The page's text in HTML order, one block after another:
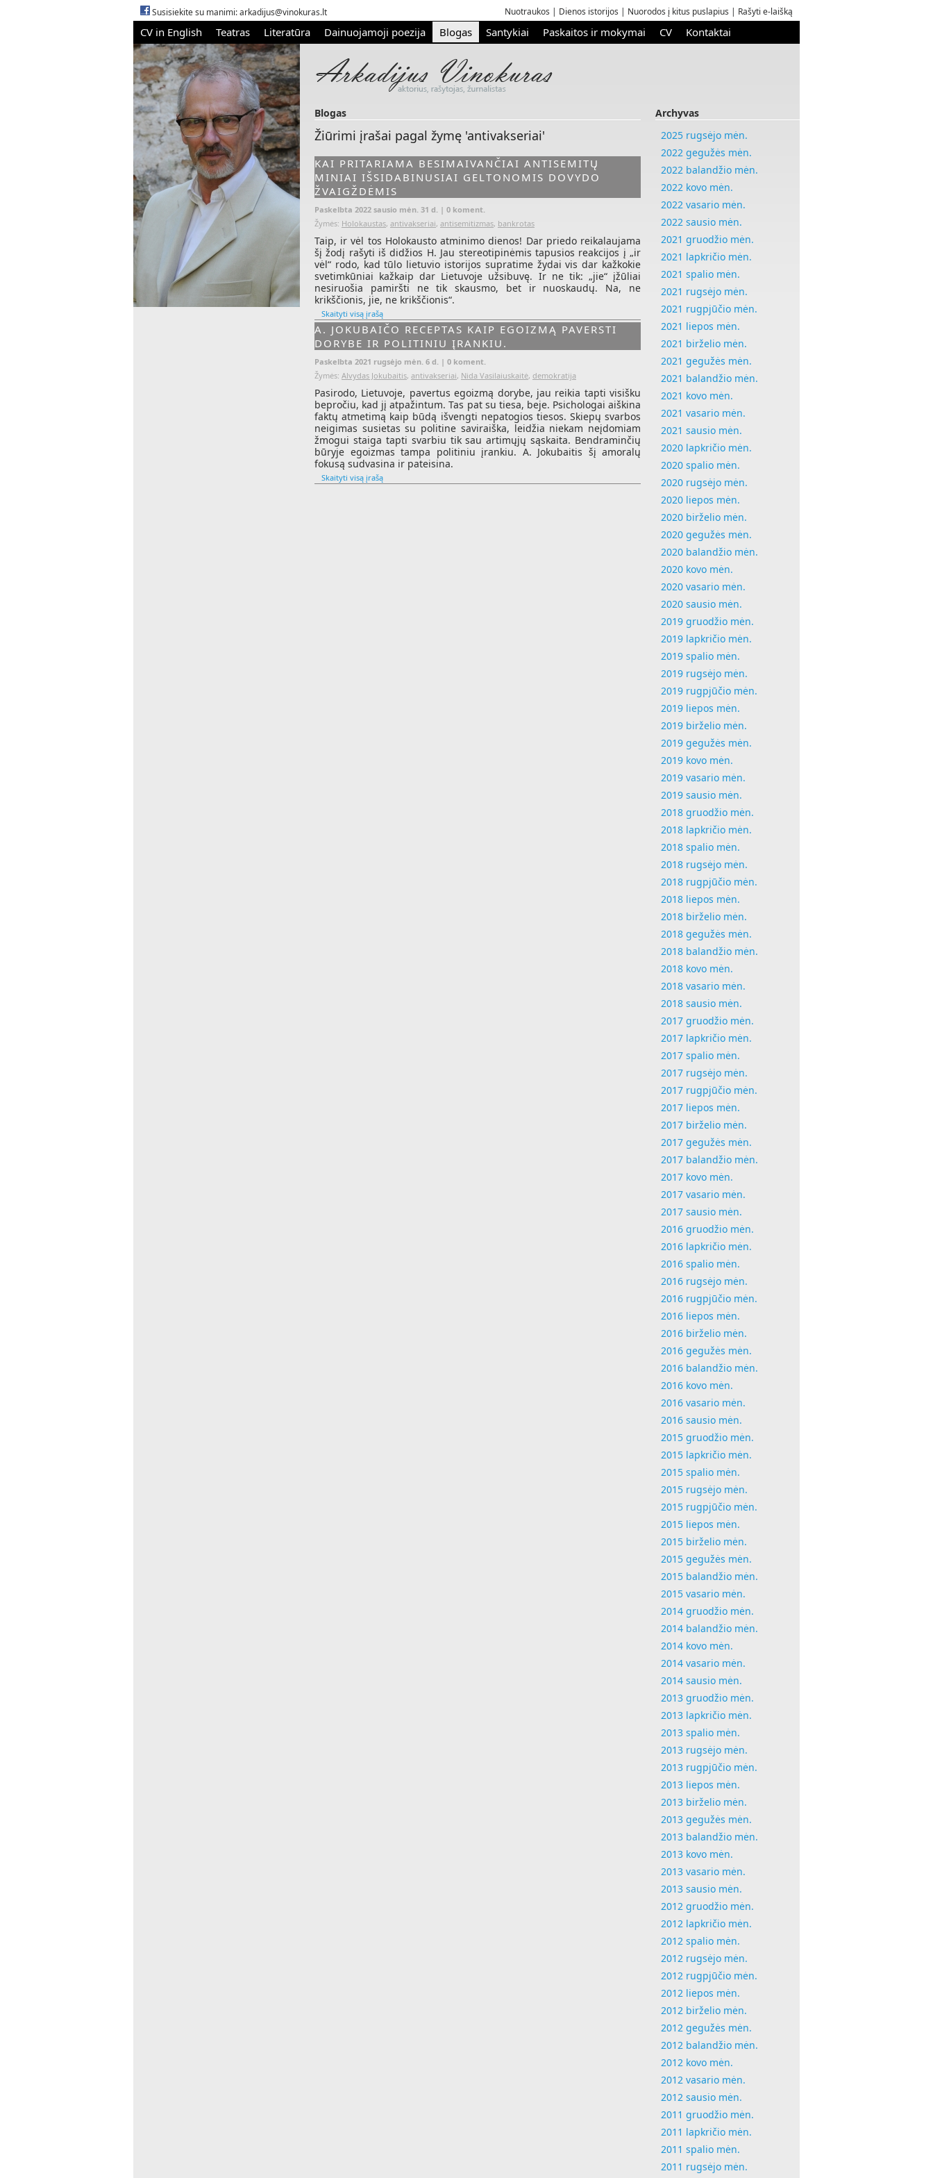
Susisiekite su manimi:arkadijus@vinokuras.lt Nuotraukos | Dienos istorijos | Nuorodos į kitus puslapius | Rašyti e-laišką
CV in English Teatras Literatūra Dainuojamoji poezija Blogas Santykiai Paskaitos ir mokymai CV Kontaktai
Blogas
Žiūrimi įrašai pagal žymę 'antivakseriai'
KAI PRITARIAMA BESIMAIVANČIAI ANTISEMITŲ
MINIAI IŠSIDABINUSIAI GELTONOMIS DOVYDO
ŽVAIGŽDĖMIS
Paskelbta 2022 sausio mėn. 31 d. | 0 koment.
Žymės: Holokaustas, antivakseriai, antisemitizmas, bankrotas
Taip, ir vėl tos Holokausto atminimo dienos! Dar priedo reikalaujama
šį žodį rašyti iš didžios H. Jau stereotipinėmis tapusios reakcijos į „ir
vėl“ rodo, kad tūlo lietuvio istorijos supratime žydai vis dar kažkokie
svetimkūniai kažkaip dar Lietuvoje užsibuvę. Ir ne tik: „jie“ įžūliai
nesiruošia pamiršti ne tik skausmo, bet ir nuoskaudų. Na, ne
krikščionis, jie, ne krikščionis“.
Skaityti visą įrašą
A. JOKUBAIČO RECEPTAS KAIP EGOIZMĄ PAVERSTI
DORYBE IR POLITINIU ĮRANKIU.
Paskelbta 2021 rugsėjo mėn. 6 d. | 0 koment.
Žymės: Alvydas Jokubaitis, antivakseriai, Nida Vasilaiuskaitė, demokratija
Pasirodo, Lietuvoje, pavertus egoizmą dorybe, jau reikia tapti visišku
bepročiu, kad jį atpažintum. Tas pat su tiesa, beje. Psichologai aiškina
faktų atmetimą kaip būdą išvengti nepatogios tiesos. Skiepų svarbos
neigimas susietas su politine saviraiška, leidžia niekam neįdomiam
žmogui staiga tapti svarbiu tik sau artimųjų sąskaita. Bendraminčių
būryje egoizmas tampa politiniu įrankiu. A. Jokubaitis šį amoralų
fokusą sudvasina ir pateisina.
Skaityti visą įrašą
Archyvas
2025 rugsėjo mėn.
2022 gegužės mėn.
2022 balandžio mėn.
2022 kovo mėn.
2022 vasario mėn.
2022 sausio mėn.
2021 gruodžio mėn.
2021 lapkričio mėn.
2021 spalio mėn.
2021 rugsėjo mėn.
2021 rugpjūčio mėn.
2021 liepos mėn.
2021 birželio mėn.
2021 gegužės mėn.
2021 balandžio mėn.
2021 kovo mėn.
2021 vasario mėn.
2021 sausio mėn.
2020 lapkričio mėn.
2020 spalio mėn.
2020 rugsėjo mėn.
2020 liepos mėn.
2020 birželio mėn.
2020 gegužės mėn.
2020 balandžio mėn.
2020 kovo mėn.
2020 vasario mėn.
2020 sausio mėn.
2019 gruodžio mėn.
2019 lapkričio mėn.
2019 spalio mėn.
2019 rugsėjo mėn.
2019 rugpjūčio mėn.
2019 liepos mėn.
2019 birželio mėn.
2019 gegužės mėn.
2019 kovo mėn.
2019 vasario mėn.
2019 sausio mėn.
2018 gruodžio mėn.
2018 lapkričio mėn.
2018 spalio mėn.
2018 rugsėjo mėn.
2018 rugpjūčio mėn.
2018 liepos mėn.
2018 birželio mėn.
2018 gegužės mėn.
2018 balandžio mėn.
2018 kovo mėn.
2018 vasario mėn.
2018 sausio mėn.
2017 gruodžio mėn.
2017 lapkričio mėn.
2017 spalio mėn.
2017 rugsėjo mėn.
2017 rugpjūčio mėn.
2017 liepos mėn.
2017 birželio mėn.
2017 gegužės mėn.
2017 balandžio mėn.
2017 kovo mėn.
2017 vasario mėn.
2017 sausio mėn.
2016 gruodžio mėn.
2016 lapkričio mėn.
2016 spalio mėn.
2016 rugsėjo mėn.
2016 rugpjūčio mėn.
2016 liepos mėn.
2016 birželio mėn.
2016 gegužės mėn.
2016 balandžio mėn.
2016 kovo mėn.
2016 vasario mėn.
2016 sausio mėn.
2015 gruodžio mėn.
2015 lapkričio mėn.
2015 spalio mėn.
2015 rugsėjo mėn.
2015 rugpjūčio mėn.
2015 liepos mėn.
2015 birželio mėn.
2015 gegužės mėn.
2015 balandžio mėn.
2015 vasario mėn.
2014 gruodžio mėn.
2014 balandžio mėn.
2014 kovo mėn.
2014 vasario mėn.
2014 sausio mėn.
2013 gruodžio mėn.
2013 lapkričio mėn.
2013 spalio mėn.
2013 rugsėjo mėn.
2013 rugpjūčio mėn.
2013 liepos mėn.
2013 birželio mėn.
2013 gegužės mėn.
2013 balandžio mėn.
2013 kovo mėn.
2013 vasario mėn.
2013 sausio mėn.
2012 gruodžio mėn.
2012 lapkričio mėn.
2012 spalio mėn.
2012 rugsėjo mėn.
2012 rugpjūčio mėn.
2012 liepos mėn.
2012 birželio mėn.
2012 gegužės mėn.
2012 balandžio mėn.
2012 kovo mėn.
2012 vasario mėn.
2012 sausio mėn.
2011 gruodžio mėn.
2011 lapkričio mėn.
2011 spalio mėn.
2011 rugsėjo mėn.